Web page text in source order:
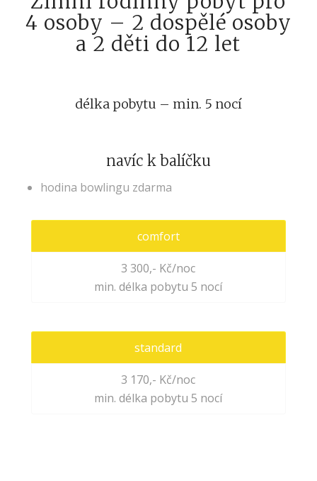
4 osoby – 2 dospělé osoby
a 2 děti do 12 let
délka pobytu – min. 5 nocí
navíc k balíčku
hodina bowlingu zdarma
comfort
3 300,- Kč/noc
min. délka pobytu 5 nocí
standard
3 170,- Kč/noc
min. délka pobytu 5 nocí